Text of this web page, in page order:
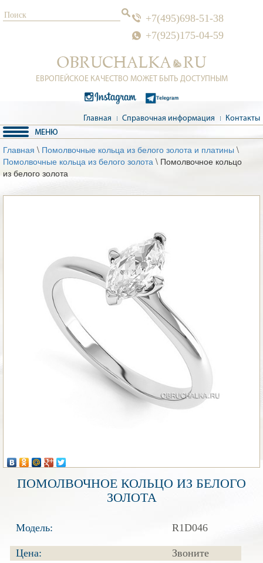
+7(495)698-51-38
+7(925)175-04-59
ЕВРОПЕЙСКОЕ КАЧЕСТВО МОЖЕТ БЫТЬ ДОСТУПНЫМ
Главная Справочная информация Контакты
Главная \ Помолвочные кольца из белого золота и платины \
Помолвочные кольца из белого золота \ Помолвочное кольцо
из белого золота
ПОМОЛВОЧНОЕ КОЛЬЦО ИЗ БЕЛОГО
ЗОЛОТА
Модель: R1D046
Цена:
Звоните